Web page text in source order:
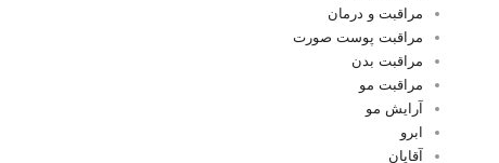
مراقبت و درمان
مراقبت پوست صورت
مراقبت بدن
مراقبت مو
آرایش مو
ابرو
آقایان